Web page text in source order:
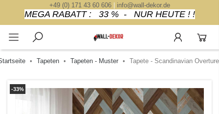
+49 (0) 171 43 60 606| info@wall-dekor.de
MEGA RABATT : 33 % - NUR HEUTE ! !
Tapeten Tapeten - Muster Tapete - Scandinavian Overture
-33%